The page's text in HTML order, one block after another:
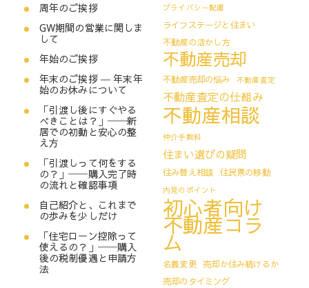
周年のご挨拶
GW期間の営業に関しま
して
年始のご挨拶
年末のご挨拶 ― 年末年
始のお休みについて
「引渡し後にすぐやる
べきことは？」──新
居での初動と安心の整
え方
「引渡しって何をする
の？」──購入完了時
の流れと確認事項
自己紹介と、これまで
の歩みを少しだけ
「住宅ローン控除って
使えるの？」──購入
後の税制優遇と申請方
法
プライバシー配慮
ライフステージと住まい
不動産の活かし方
不動産売却
不動産売却の悩み 不動産査定
不動産査定の仕組み
不動産相談
仲介手数料
住まい選びの疑問
住み替え相談 住民票の移動
内見のポイント
初心者向け
不動産コラ
ム
名義変更 売却か住み続けるか
売却のタイミング